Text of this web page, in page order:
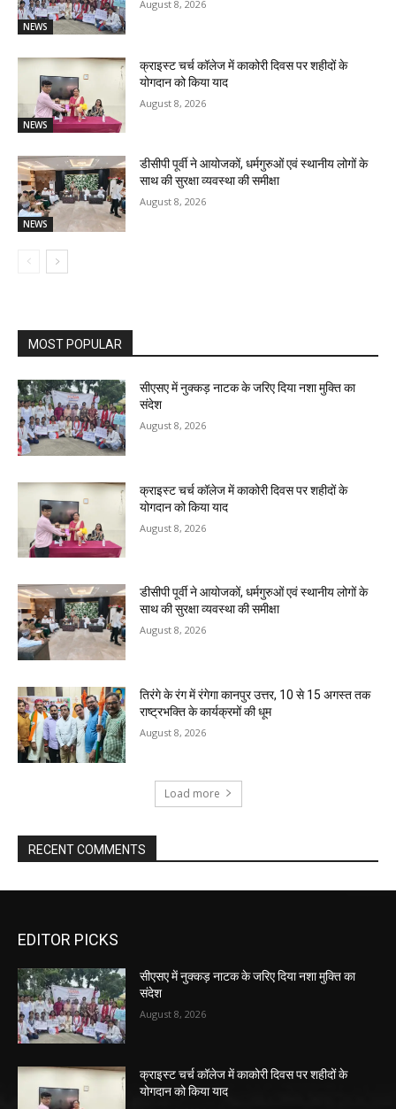
NEWS
August 8, 2026
NEWS
क्राइस्ट चर्च कॉलेज में काकोरी दिवस पर शहीदों के
योगदान को किया याद
August 8, 2026
NEWS
डीसीपी पूर्वी ने आयोजकों, धर्मगुरुओं एवं स्थानीय लोगों के
साथ की सुरक्षा व्यवस्था की समीक्षा
August 8, 2026
MOST POPULAR
सीएसए में नुक्कड़ नाटक के जरिए दिया नशा मुक्ति का
संदेश
August 8, 2026
क्राइस्ट चर्च कॉलेज में काकोरी दिवस पर शहीदों के
योगदान को किया याद
August 8, 2026
डीसीपी पूर्वी ने आयोजकों, धर्मगुरुओं एवं स्थानीय लोगों के
साथ की सुरक्षा व्यवस्था की समीक्षा
August 8, 2026
तिरंगे के रंग में रंगेगा कानपुर उत्तर, 10 से 15 अगस्त तक
राष्ट्रभक्ति के कार्यक्रमों की धूम
August 8, 2026
Load more
RECENT COMMENTS
EDITOR PICKS
सीएसए में नुक्कड़ नाटक के जरिए दिया नशा मुक्ति का
संदेश
August 8, 2026
क्राइस्ट चर्च कॉलेज में काकोरी दिवस पर शहीदों के
योगदान को किया याद